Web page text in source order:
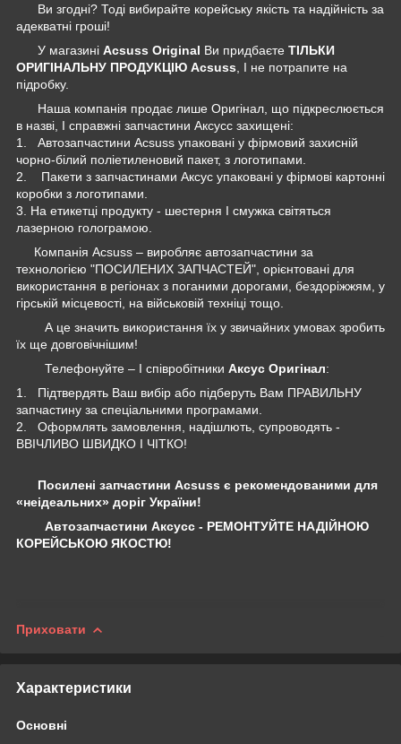
Ви згодні? Тоді вибирайте корейську якість та надійність за
адекватні гроші!
У магазині Acsuss Original Ви придбаєте ТІЛЬКИ
ОРИГІНАЛЬНУ ПРОДУКЦІЮ Acsuss , І не потрапите на
підробку.
Наша компанія продає лише Оригінал, що підкреслюється
в назві, І справжні запчастини Аксусс захищені:
1. Автозапчастини Acsuss упаковані у фірмовий захисній
чорно-білий поліетиленовий пакет, з логотипами.
2. Пакети з запчастинами Аксус упаковані у фірмові картонні
коробки з логотипами.
3. На етикетці продукту - шестерня І смужка світяться
лазерною голограмою.
Компанія Acsuss – виробляє автозапчастини за
технологією "ПОСИЛЕНИХ ЗАПЧАСТЕЙ", орієнтовані для
використання в регіонах з поганими дорогами, бездоріжжям, у
гірській місцевості, на військовій техніці тощо.
А це значить використання їх у звичайних умовах зробить
їх ще довговічнішим!
Телефонуйте – І співробітники Аксус Оригінал:
1. Підтвердять Ваш вибір або підберуть Вам ПРАВИЛЬНУ
запчастину за спеціальними програмами.
2. Оформлять замовлення, надішлють, супроводять -
ВВІЧЛИВО ШВИДКО І ЧІТКО!
Посилені запчастини Acsuss є рекомендованими для
«неідеальних» доріг України!
Автозапчастини Аксусс - РЕМОНТУЙТЕ НАДІЙНОЮ
КОРЕЙСЬКОЮ ЯКОСТЮ!
Приховати
Характеристики
Основні